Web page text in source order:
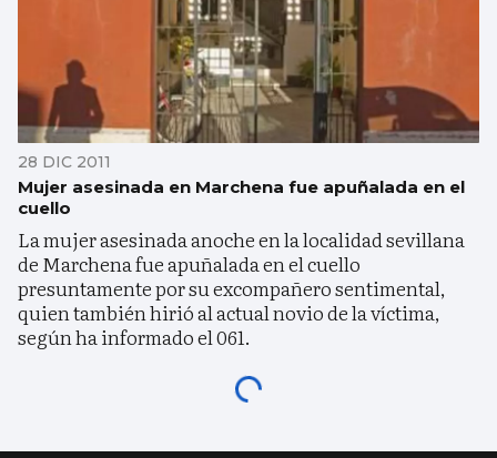
28 DIC 2011
Mujer asesinada en Marchena fue apuñalada en el
cuello
La mujer asesinada anoche en la localidad sevillana
de Marchena fue apuñalada en el cuello
presuntamente por su excompañero sentimental,
quien también hirió al actual novio de la víctima,
según ha informado el 061.